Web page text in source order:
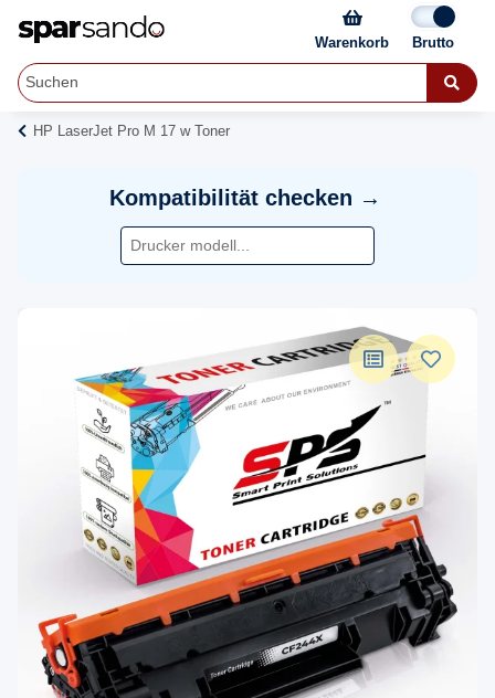
Warenkorb
HP LaserJet Pro M 17 w Toner
Kompatibilität checken →